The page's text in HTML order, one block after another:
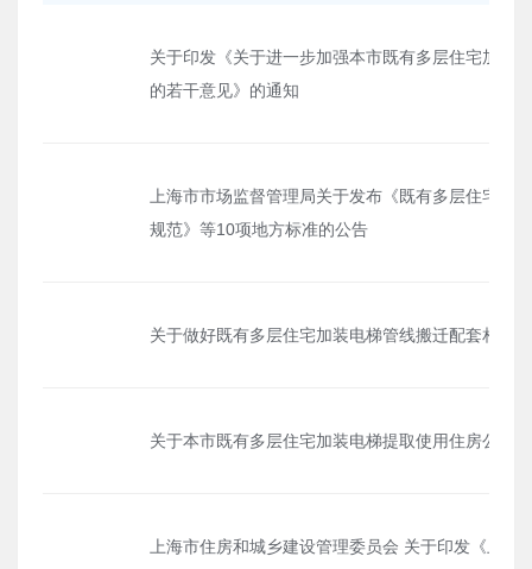
关于印发《关于进一步加强本市既有多层住宅加装
的若干意见》的通知
上海市市场监督管理局关于发布《既有多层住宅加
规范》等10项地方标准的公告
关于做好既有多层住宅加装电梯管线搬迁配套相关
关于本市既有多层住宅加装电梯提取使用住房公积
上海市住房和城乡建设管理委员会 关于印发《上海